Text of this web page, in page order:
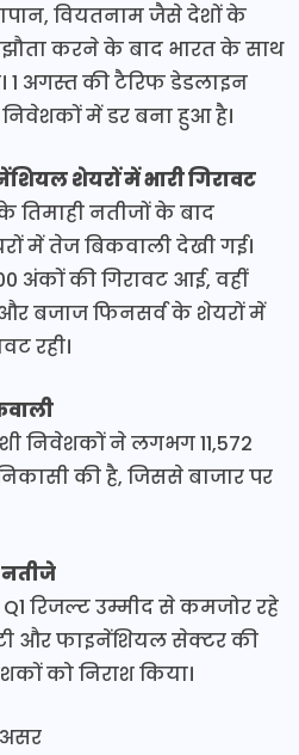
वियतनाम जैसे देशों के
करने के बाद भारत के साथ
1 अगस्त की टैरिफ डेडलाइन
में डर बना हुआ है।
शेयरों में भारी गिरावट
नतीजों के बाद
में तेज बिकवाली देखी गई।
अंकों की गिरावट आई, वहीं
बजाज फिनसर्व के शेयरों में
रही।
निवेशकों ने लगभग 11,572
की है, जिससे बाजार पर
नतीजे
रिजल्ट उम्मीद से कमजोर रहे
और फाइनेंशियल सेक्टर की
को निराश किया।